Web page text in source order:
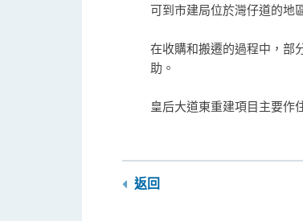
可到市建局位於灣仔道的地
在收購和搬遷的過程中，部
助。
皇后大道東重建項目主要作
返回